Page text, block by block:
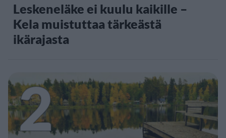
Leskeneläke ei kuulu kaikille –
Kela muistuttaa tärkeästä
ikärajasta
2